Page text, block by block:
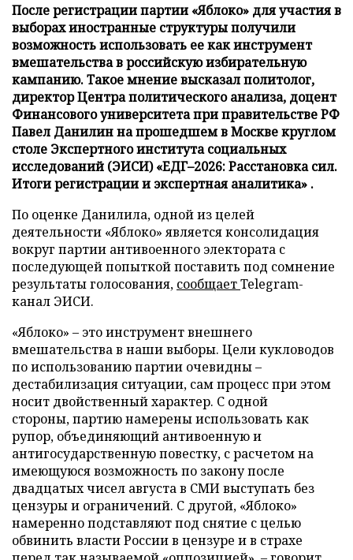
После регистрации партии «Яблоко» для участия в
выборах иностранные структуры получили
возможность использовать ее как инструмент
вмешательства в российскую избирательную
кампанию. Такое мнение высказал политолог,
директор Центра политического анализа, доцент
Финансового университета при правительстве РФ
Павел Данилин на прошедшем в Москве круглом
столе Экспертного института социальных
исследований (ЭИСИ) «ЕДГ–2026: Расстановка сил.
Итоги регистрации и экспертная аналитика» .
По оценке Данилила, одной из целей
деятельности «Яблоко» является консолидация
вокруг партии антивоенного электората с
последующей попыткой поставить под сомнение
результаты голосования, сообщаетTelegram-
канал ЭИСИ.
«Яблоко» – это инструмент внешнего
вмешательства в наши выборы. Цели кукловодов
по использованию партии очевидны –
дестабилизация ситуации, сам процесс при этом
носит двойственный характер. С одной
стороны, партию намерены использовать как
рупор, объединяющий антивоенную и
антигосударственную повестку, с расчетом на
имеющуюся возможность по закону после
двадцатых чисел августа в СМИ выступать без
цензуры и ограничений. С другой, «Яблоко»
намеренно подставляют под снятие с целью
обвинить власти России в цензуре и в страхе